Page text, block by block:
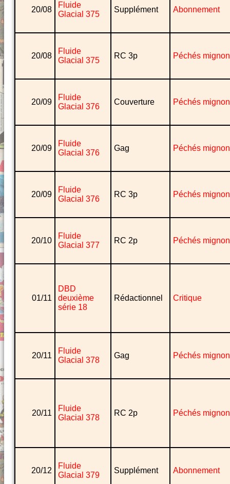
20/08
Fluide
Glacial 375
Supplément Abonnement
20/08
Fluide
Glacial 375
RC 3p Péchés
20/09
Fluide
Glacial 376
Couverture Péchés
20/09
Fluide
Glacial 376
Gag Péchés
20/09
Fluide
Glacial 376
RC 3p Péchés
20/10
Fluide
Glacial 377
RC 2p Péchés
01/11
DBD
deuxième
série 18
Rédactionnel Critique
20/11
Fluide
Glacial 378
Gag Péchés
20/11
Fluide
Glacial 378
RC 2p Péchés
20/12
Fluide
Glacial 379
Supplément Abonnement